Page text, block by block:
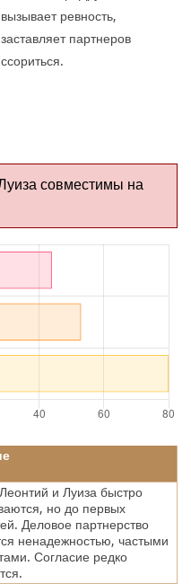
вызывает ревность,
заставляет партнеров
ссориться.
совместимы на
и Луиза быстро
но до первых
Деловое партнерство
ненадежностью, частыми
Согласие редко